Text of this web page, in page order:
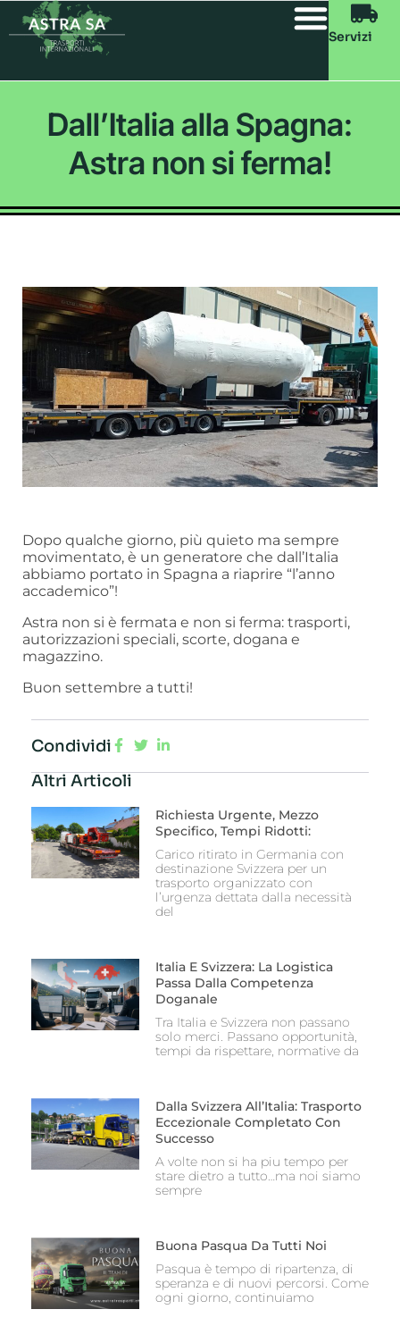
Servizi
Dall’Italia alla Spagna:
Astra non si ferma!
Dopo qualche giorno, più quieto ma sempre
movimentato, è un generatore che dall’Italia
abbiamo portato in Spagna a riaprire “l’anno
accademico”!
Astra non si è fermata e non si ferma: trasporti,
autorizzazioni speciali, scorte, dogana e
magazzino.
Buon settembre a tutti!
Condividi
Altri Articoli
Richiesta Urgente, Mezzo
Specifico, Tempi Ridotti:
Carico ritirato in Germania con
destinazione Svizzera per un
trasporto organizzato con
l’urgenza dettata dalla necessità
del
Italia E Svizzera: La Logistica
Passa Dalla Competenza
Doganale
Tra Italia e Svizzera non passano
solo merci. Passano opportunità,
tempi da rispettare, normative da
Dalla Svizzera All’Italia: Trasporto
Eccezionale Completato Con
Successo
A volte non si ha piu tempo per
stare dietro a tutto…ma noi siamo
sempre
Buona Pasqua Da Tutti Noi
Pasqua è tempo di ripartenza, di
speranza e di nuovi percorsi. Come
ogni giorno, continuiamo